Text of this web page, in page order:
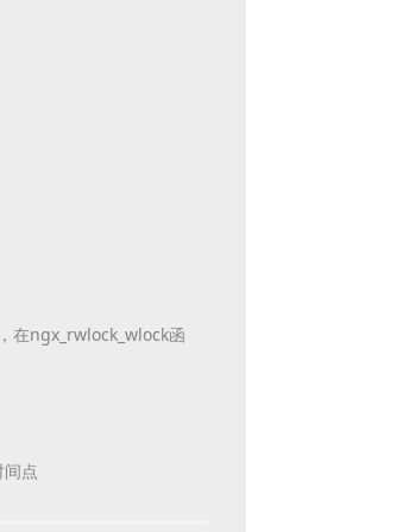
在ngx_rwlock_wlock函
点